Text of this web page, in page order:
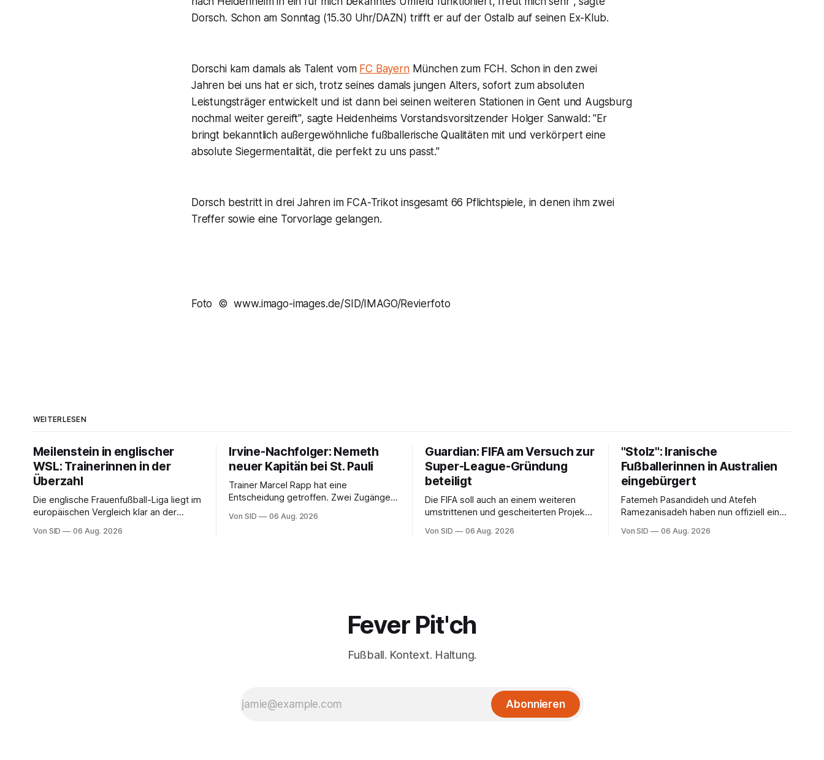
Dorsch. Schon am Sonntag (15.30 Uhr/DAZN) trifft er auf der Ostalb auf seinen Ex-Klub.
Dorschi kam damals als Talent vom FC BayernMünchen zum FCH. Schon in den zwei
Jahren bei uns hat er sich, trotz seines damals jungen Alters, sofort zum absoluten
Leistungsträger entwickelt und ist dann bei seinen weiteren Stationen in Gent und Augsburg
nochmal weiter gereift", sagte Heidenheims Vorstandsvorsitzender Holger Sanwald: "Er
bringt bekanntlich außergewöhnliche fußballerische Qualitäten mit und verkörpert eine
absolute Siegermentalität, die perfekt zu uns passt."
Dorsch bestritt in drei Jahren im FCA-Trikot insgesamt 66 Pflichtspiele, in denen ihm zwei
Treffer sowie eine Torvorlage gelangen.
Foto © www.imago-images.de/SID/IMAGO/Revierfoto
WEITERLESEN
Meilenstein in englischer
WSL: Trainerinnen in der
Überzahl
Die englische Frauenfußball-Liga liegt im
europäischen Vergleich klar an der
noch eine Ausnahme.
Von SID 06 Aug. 2026
Irvine-Nachfolger: Nemeth
neuer Kapitän bei St. Pauli
Trainer Marcel Rapp hat eine
Entscheidung getroffen. Zwei Zugänge
Von SID 06 Aug. 2026
Guardian: FIFA am Versuch zur
Super-League-Gründung
beteiligt
Die FIFA soll auch an einem weiteren
umstrittenen und gescheiterten Projekt
Von SID 06 Aug. 2026
"Stolz": Iranische
Fußballerinnen in Australien
eingebürgert
Fatemeh Pasandideh und Atefeh
Ramezanisadeh haben nun offiziell eine
sangen sie die iranische Hymne nicht
Von SID 06 Aug. 2026
Fever Pit'ch
Fußball. Kontext. Haltung.
Abonnieren